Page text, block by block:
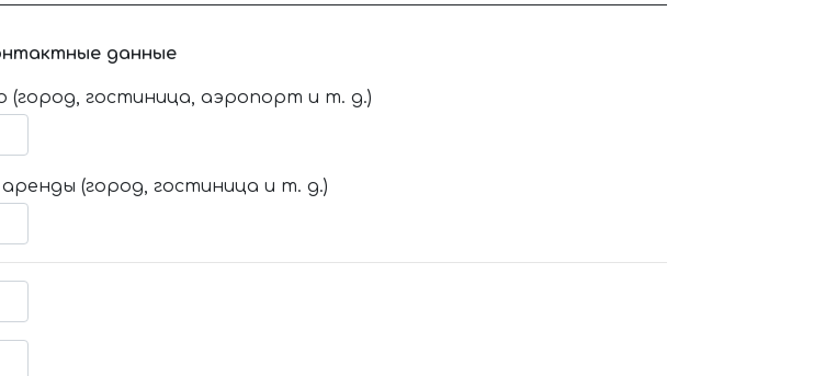
данные
(город, гостиница, аэропорт и т. д.)
(город, гостиница и т. д.)